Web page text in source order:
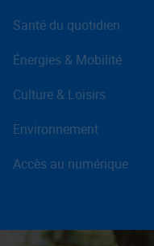
Santé du quotidien
Énergies & Mobilité
Culture & Loisirs
Environnement
Accès au numérique